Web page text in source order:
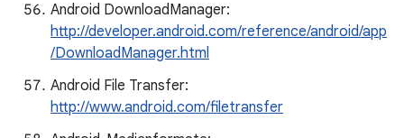
Android DownloadManager:
http://developer.android.com/reference/android/app
/DownloadManager.html
Android File Transfer:
http://www.android.com/filetransfer